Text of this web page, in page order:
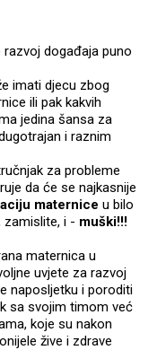
događaja puno
imati djecu zbog
ili pak kakvih
jedina šansa za
i raznim
za probleme
da će se najkasnije
maternice u bilo
zamislite, i - muški!!!
maternica u
uvjete za razvoj
naposljetku i poroditi
sa svojim timom već
koje su nakon
žive i zdrave